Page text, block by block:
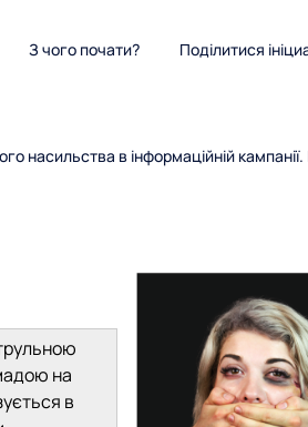
З чого почати? Поділитися
насильства в інформаційній
на
в